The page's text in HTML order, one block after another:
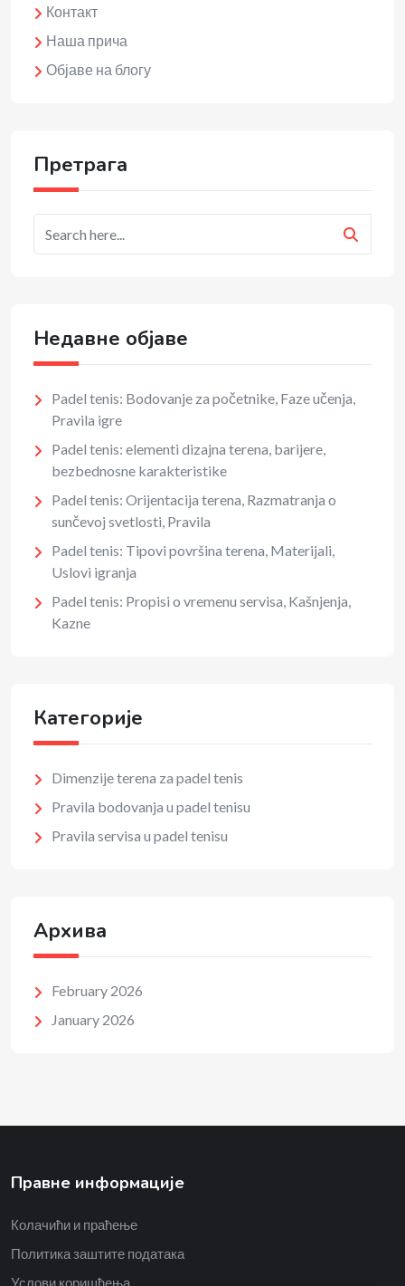
Контакт
Наша прича
Објаве на блогу
Претрага
Недавне објаве
Padel tenis: Bodovanje za početnike, Faze učenja,
Pravila igre
Padel tenis: elementi dizajna terena, barijere,
bezbednosne karakteristike
Padel tenis: Orijentacija terena, Razmatranja o
sunčevoj svetlosti, Pravila
Padel tenis: Tipovi površina terena, Materijali,
Uslovi igranja
Padel tenis: Propisi o vremenu servisa, Kašnjenja,
Kazne
Категорије
Dimenzije terena za padel tenis
Pravila bodovanja u padel tenisu
Pravila servisa u padel tenisu
Архива
February 2026
January 2026
Правне информације
Колачићи и праћење
Политика заштите података
Услови коришћења